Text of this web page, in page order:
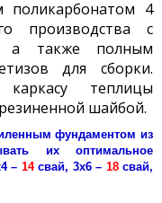
поликарбонатом 4
производства с
а также полным
для сборки.
теплицы
шайбой.
фундаментом из
их оптимальное
– 14свай, 3х6 – 18свай,